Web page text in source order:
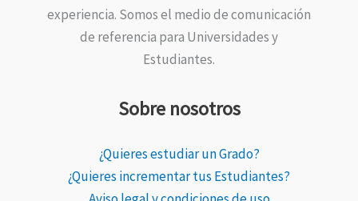
experiencia. Somos el medio de comunicación
de referencia para Universidades y
Estudiantes.
Sobre nosotros
¿Quieres estudiar un Grado?
¿Quieres incrementar tus Estudiantes?